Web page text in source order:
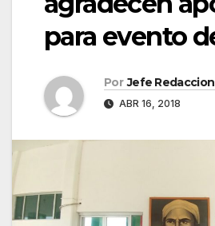
para evento
Por Jefe Redaccion
ABR 16, 2018